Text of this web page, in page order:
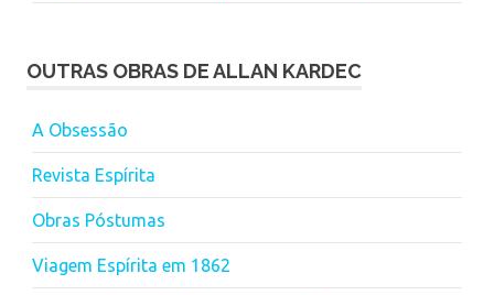
OUTRAS OBRAS DE ALLAN KARDEC
A Obsessão
Revista Espírita
Obras Póstumas
Viagem Espírita em 1862